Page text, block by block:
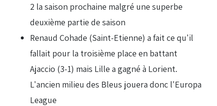
2 la saison prochaine malgré une superbe
deuxième partie de saison
Renaud Cohade (Saint-Etienne) a fait ce qu'il
fallait pour la troisième place en battant
Ajaccio (3-1) mais Lille a gagné à Lorient.
L'ancien milieu des Bleus jouera donc l'Europa
League